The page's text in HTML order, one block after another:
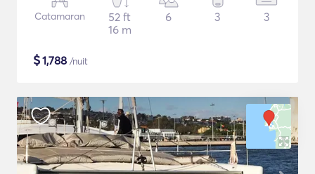
Catamaran
52 ft
16 m
6 3 3
$1,788 /nuit